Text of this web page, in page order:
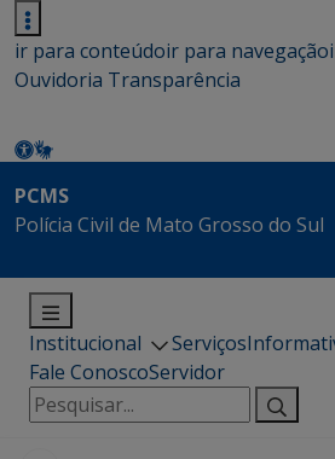
ir para conteúdoir para navegação
Ouvidoria Transparência
PCMS
Polícia Civil de Mato Grosso do Sul
Institucional Serviços
Fale ConoscoServidor
Pesquisar
por: